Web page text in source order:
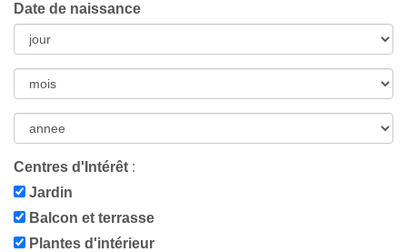
Date de naissance
Centres d'Intérêt :
Jardin
Balcon et terrasse
Plantes d'intérieur